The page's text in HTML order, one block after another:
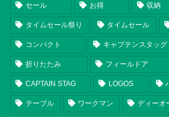
セール お得 収納
タイムセール祭り タイムセール
コンパクト キャプテンスタッグ
折りたたみ フィールドア
CAPTAIN STAG LOGOS
テーブル ワークマン ディーオ